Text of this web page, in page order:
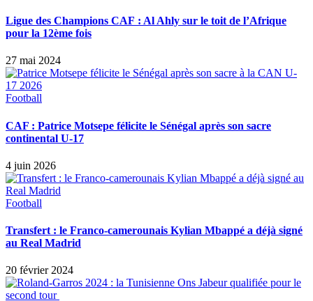
Ligue des Champions CAF : Al Ahly sur le toit de l’Afrique
pour la 12ème fois
27 mai 2024
Football
CAF : Patrice Motsepe félicite le Sénégal après son sacre
continental U-17
4 juin 2026
Football
Transfert : le Franco-camerounais Kylian Mbappé a déjà signé
au Real Madrid
20 février 2024